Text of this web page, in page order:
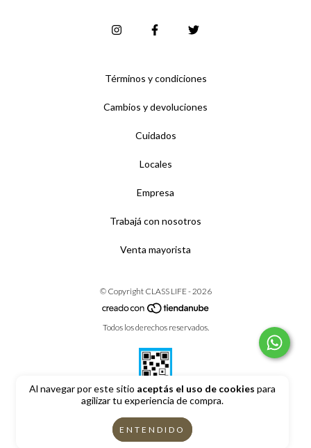
Al navegar por este sitio aceptás el uso de cookies para
agilizar tu experiencia de compra.
ENTENDIDO
Términos y condiciones
Cambios y devoluciones
Cuidados
Locales
Empresa
Trabajá con nosotros
Venta mayorista
© Copyright CLASS LIFE - 2026
Todos los derechos reservados.
Defensa de las y los consumidores. Para reclamos